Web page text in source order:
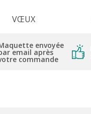
VŒUX
envoyée
email après
commande